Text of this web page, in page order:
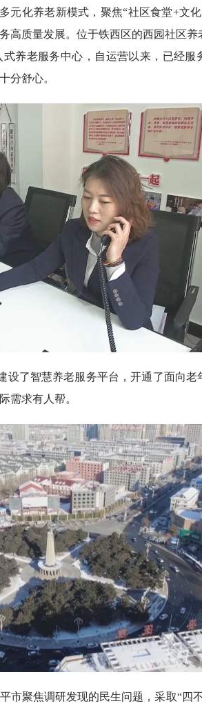
元化养老新模式，聚焦“社区食堂+文
高质量发展。位于铁西区的西园社区养
养老服务中心，自运营以来，已经服
分舒心。
设了智慧养老服务平台，开通了面向老
需求有人帮。
市聚焦调研发现的民生问题，采取“四